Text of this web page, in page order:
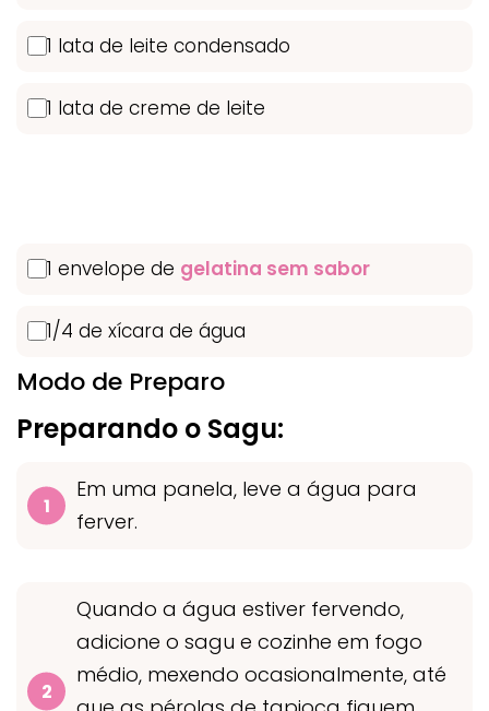
1 lata de leite condensado
1 lata de creme de leite
1 envelope de gelatina sem sabor
1/4 de xícara de água
Modo de Preparo
Preparando o Sagu:
Em uma panela, leve a água para
ferver.
Quando a água estiver fervendo,
adicione o sagu e cozinhe em fogo
médio, mexendo ocasionalmente, até